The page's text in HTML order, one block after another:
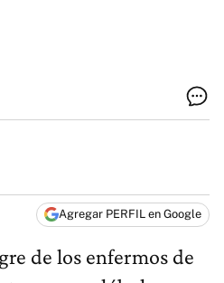
Agregar PERFIL en Google
de los enfermos de